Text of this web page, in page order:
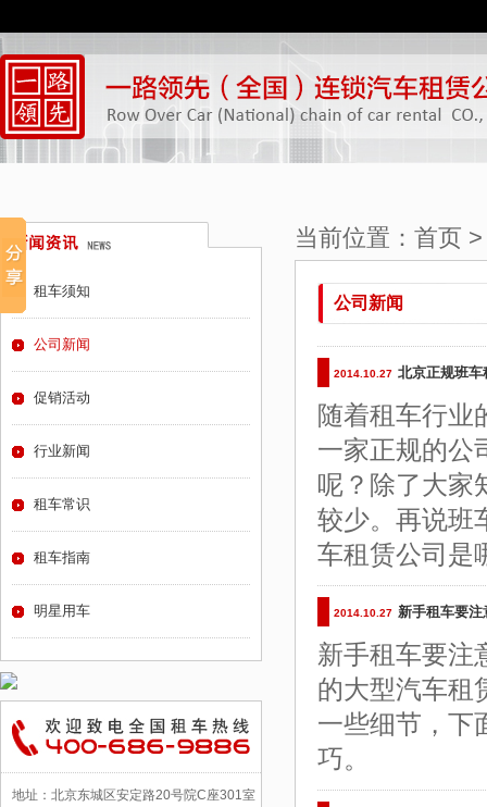
当前位置： 首页
公司新闻
2014.10.27 北京正规班
随着租车行业
一家正规的公
呢？除了大家
较少。再说班
车租赁公司是
2014.10.27 新手租车要
新手租车要注
的大型汽车租
一些细节，下
巧。
租车须知
公司新闻
促销活动
行业新闻
租车常识
租车指南
明星用车
地址：北京东城区安定路20号院C座301室